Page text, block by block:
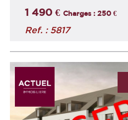
1 490 € Charges : 250 €
Ref. : 5817